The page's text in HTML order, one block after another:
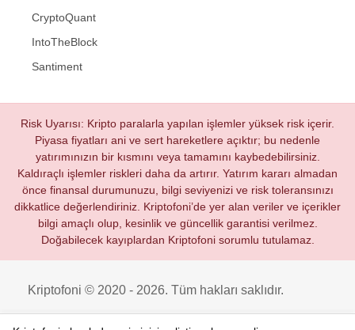
CryptoQuant
IntoTheBlock
Santiment
Risk Uyarısı: Kripto paralarla yapılan işlemler yüksek risk içerir.
Piyasa fiyatları ani ve sert hareketlere açıktır; bu nedenle
yatırımınızın bir kısmını veya tamamını kaybedebilirsiniz.
Kaldıraçlı işlemler riskleri daha da artırır. Yatırım kararı almadan
önce finansal durumunuzu, bilgi seviyenizi ve risk toleransınızı
dikkatlice değerlendiriniz. Kriptofoni’de yer alan veriler ve içerikler
bilgi amaçlı olup, kesinlik ve güncellik garantisi verilmez.
Doğabilecek kayıplardan Kriptofoni sorumlu tutulamaz.
Kriptofoni © 2020 - 2026. Tüm hakları saklıdır.